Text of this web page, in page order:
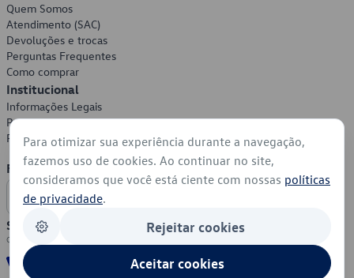
Quem Somos
Atendimento (SAC)
Devoluções e trocas
Perguntas Frequentes
Como comprar
Institucional
Informações Legais
Política de Privacidade
Política de Cookies
Formas de Pagamento
Segurança
Para otimizar sua experiência durante a navegação,
fazemos uso de cookies. Ao continuar no site,
consideramos que você está ciente com nossas políticas
de privacidade.
Rejeitar cookies
Aceitar cookies